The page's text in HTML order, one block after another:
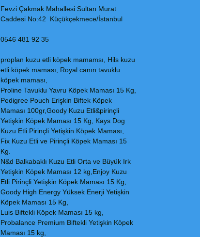
Fevzi Çakmak Mahallesi Sultan Murat
Caddesi No:42 Küçükçekmece/İstanbul
0546 481 92 35
proplan kuzu etli köpek mamamsı, Hils kuzu
etli köpek maması, Royal canın tavuklu
köpek maması,
Proline Tavuklu Yavru Köpek Maması 15 Kg,
Pedigree Pouch Erişkin Biftek Köpek
Maması 100gr,Goody Kuzu Etli&pirinçli
Yetişkin Köpek Maması 15 Kg, Kays Dog
Kuzu Etli Pirinçli Yetişkin Köpek Maması,
Fix Kuzu Etli ve Pirinçli Köpek Maması 15
Kg.
N&d Balkabaklı Kuzu Etli Orta ve Büyük Irk
Yetişkin Köpek Maması 12 kg,Enjoy Kuzu
Etli Pirinçli Yetişkin Köpek Maması 15 Kg,
Goody High Energy Yüksek Enerji Yetişkin
Köpek Maması 15 Kg,
Luis Biftekli Köpek Maması 15 kg,
Probalance Premium Biftekli Yetişkin Köpek
Maması 15 kg,